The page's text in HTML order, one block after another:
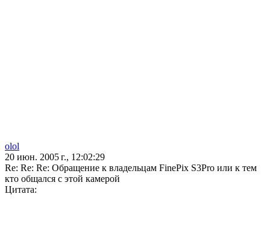
olol
20 июн. 2005 г., 12:02:29
Re: Re: Re: Обращение к владельцам FinePix S3Pro или к тем
кто общался с этой камерой
Цитата: